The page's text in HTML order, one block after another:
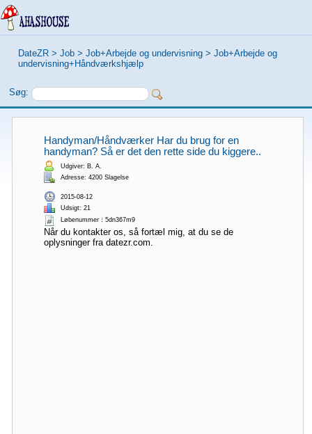
DateZR > Job > Job+Arbejde og undervisning > Job+Arbejde og
undervisning+Håndværkshjælp
Søg:
Handyman/Håndværker Har du brug for en
handyman? Så er det den rette side du kiggere..
Udgiver: B. A.
Adresse: 4200 Slagelse
2015-08-12
Udsigt: 21
Løbenummer：5dn367m9
Når du kontakter os, så fortæl mig, at du se de
oplysninger fra datezr.com.